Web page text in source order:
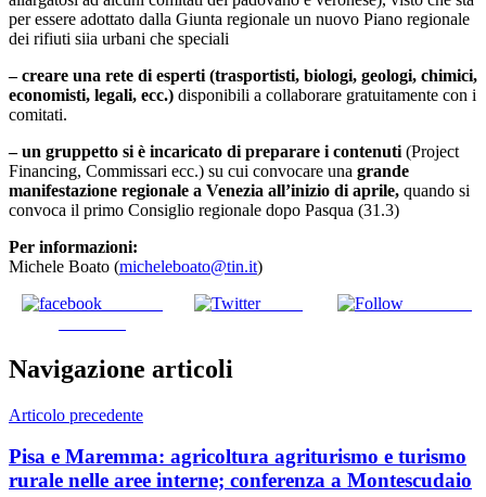
per essere adottato dalla Giunta regionale un nuovo Piano regionale
dei rifiuti siia urbani che speciali
– creare una rete di esperti (trasportisti, biologi, geologi, chimici,
economisti, legali, ecc.) disponibili a collaborare gratuitamente con i
comitati.
– un gruppetto si è incaricato di preparare i contenuti (Project
Financing, Commissari ecc.) su cui convocare una grande
manifestazione regionale a Venezia all’inizio di aprile, quando si
convoca il primo Consiglio regionale dopo Pasqua (31.3)
Per informazioni:
Michele Boato (micheleboato@tin.it)
Tweet
Navigazione articoli
Articolo precedente
Pisa e Maremma: agricoltura agriturismo e turismo
rurale nelle aree interne; conferenza a Montescudaio